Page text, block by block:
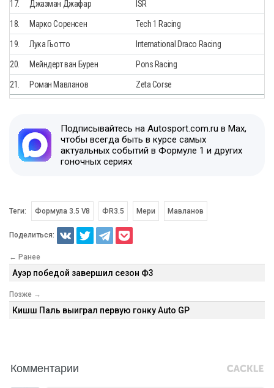
17. Джазман Джафар ISR
18. Марко Соренсен Tech 1 Racing
19. Лука Гьотто International Draco Racing
20. Мейндерт ван Бурен Pons Racing
21. Роман Мавланов Zeta Corse
Подписывайтесь на Autosport.com.ru в Max,
чтобы всегда быть в курсе самых
актуальных событий в Формуле 1 и других
гоночных сериях
Теги: Формула 3.5 V8 ФR3.5 Мери Мавланов
Поделиться:
← Ранее
Ауэр победой завершил сезон Ф3
Позже →
Кишш Паль выиграл первую гонку Auto GP
Комментарии